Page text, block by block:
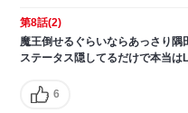
第8話(2)
魔王倒せるぐらいならあっさり隅
ステータス隠してるだけで本当
6